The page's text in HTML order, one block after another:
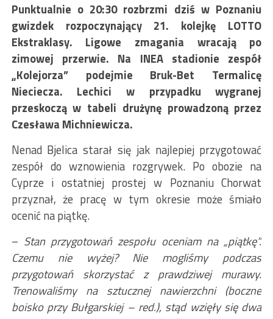
Punktualnie o 20:30 rozbrzmi dziś w Poznaniu
gwizdek rozpoczynający 21. kolejkę LOTTO
Ekstraklasy. Ligowe zmagania wracają po
zimowej przerwie. Na INEA stadionie zespół
„Kolejorza” podejmie Bruk-Bet Termalicę
Nieciecza. Lechici w przypadku wygranej
przeskoczą w tabeli drużynę prowadzoną przez
Czesława Michniewicza.
Nenad Bjelica starał się jak najlepiej przygotować
zespół do wznowienia rozgrywek. Po obozie na
Cyprze i ostatniej prostej w Poznaniu Chorwat
przyznał, że pracę w tym okresie może śmiało
ocenić na piątkę.
– Stan przygotowań zespołu oceniam na „piątkę”.
Czemu nie wyżej? Nie mogliśmy podczas
przygotowań skorzystać z prawdziwej murawy.
Trenowaliśmy na sztucznej nawierzchni (boczne
boisko przy Bułgarskiej – red.), stąd wzięły się dwa